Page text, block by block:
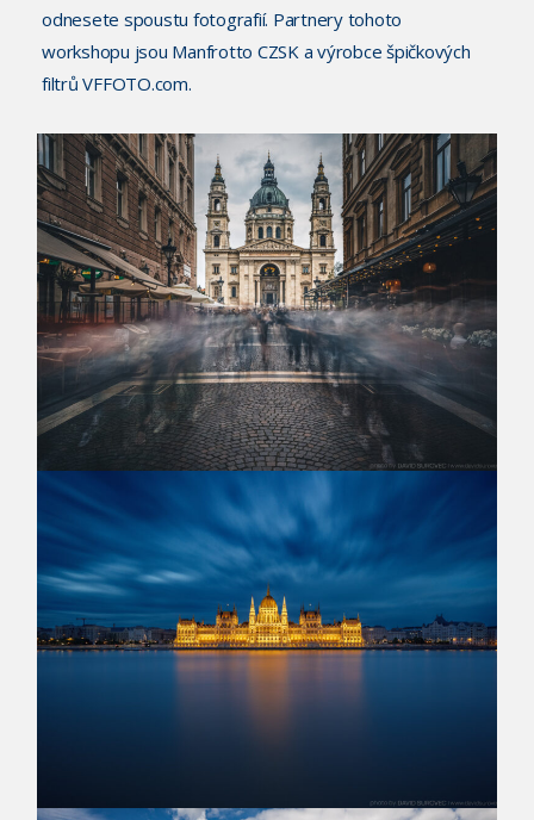
odnesete spoustu fotografií. Partnery tohoto
workshopu jsou Manfrotto CZSK a výrobce špičkových
filtrů VFFOTO.com.